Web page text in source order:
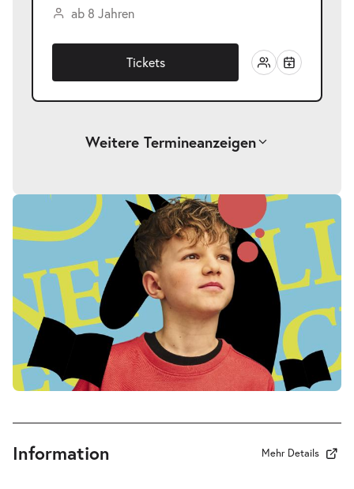
ab 8 Jahren
Tickets
Weitere Termineanzeigen
Die unendliche Geschichte-
25.09.2026
Fr. 25.09.2026
17:00–19:00 Uhr
Tickets
Die unendliche Geschichte-
Fr.
02.10.2026
Fr. 02.10.2026
Tickets
Information Mehr Details